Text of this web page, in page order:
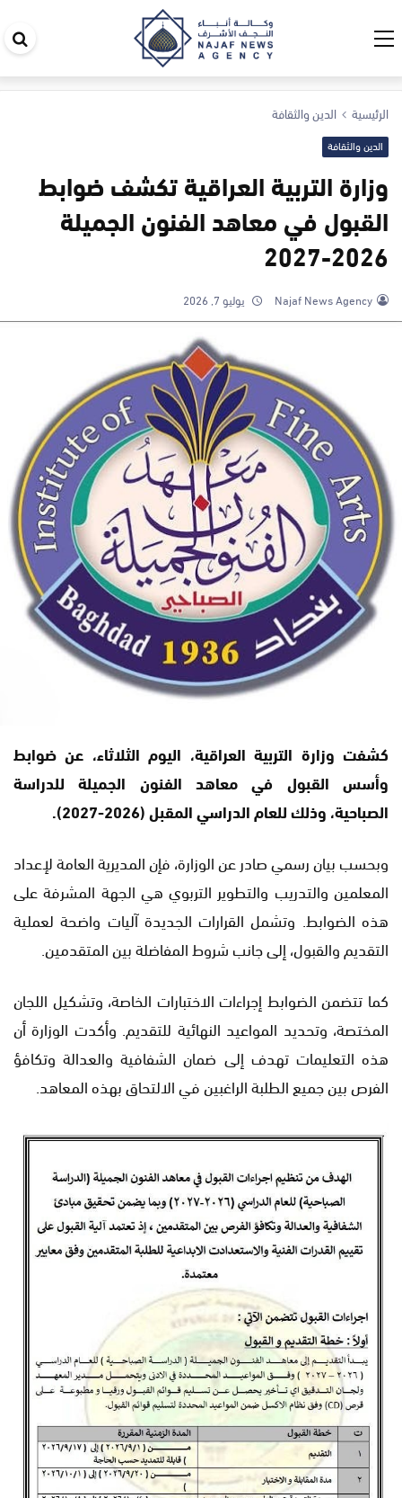
الرئيسية الدين والثقافة
الدين والثقافة
وزارة التربية العراقية تكشف ضوابط
القبول في معاهد الفنون الجميلة
2026-2027
Najaf News Agency يوليو 7, 2026
كشفت وزارة التربية العراقية، اليوم الثلاثاء، عن ضوابط
وأسس القبول في معاهد الفنون الجميلة للدراسة
الصباحية، وذلك للعام الدراسي المقبل (2026-2027).
وبحسب بيان رسمي صادر عن الوزارة، فإن المديرية العامة لإعداد
المعلمين والتدريب والتطوير التربوي هي الجهة المشرفة على
هذه الضوابط. وتشمل القرارات الجديدة آليات واضحة لعملية
التقديم والقبول، إلى جانب شروط المفاضلة بين المتقدمين.
كما تتضمن الضوابط إجراءات الاختبارات الخاصة، وتشكيل اللجان
المختصة، وتحديد المواعيد النهائية للتقديم. وأكدت الوزارة أن
هذه التعليمات تهدف إلى ضمان الشفافية والعدالة وتكافؤ
الفرص بين جميع الطلبة الراغبين في الالتحاق بهذه المعاهد.